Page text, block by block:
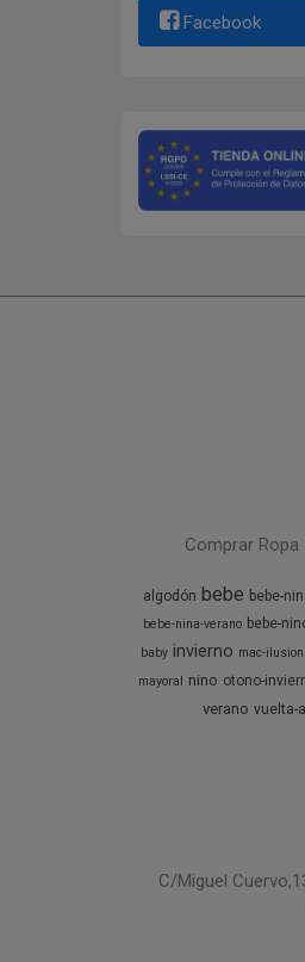
Facebook
Comprar
algodón bebe bebe-
bebe-nina-verano bebe-
baby invierno mac-ilusion
mayoral
nino otono-
verano vuelta-
C/Miguel